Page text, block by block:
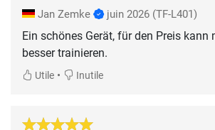
Jan Zemke juin 2026 (TF-L401)
Ein schönes Gerät, für den Preis kann
besser trainieren.
Utile • Inutile